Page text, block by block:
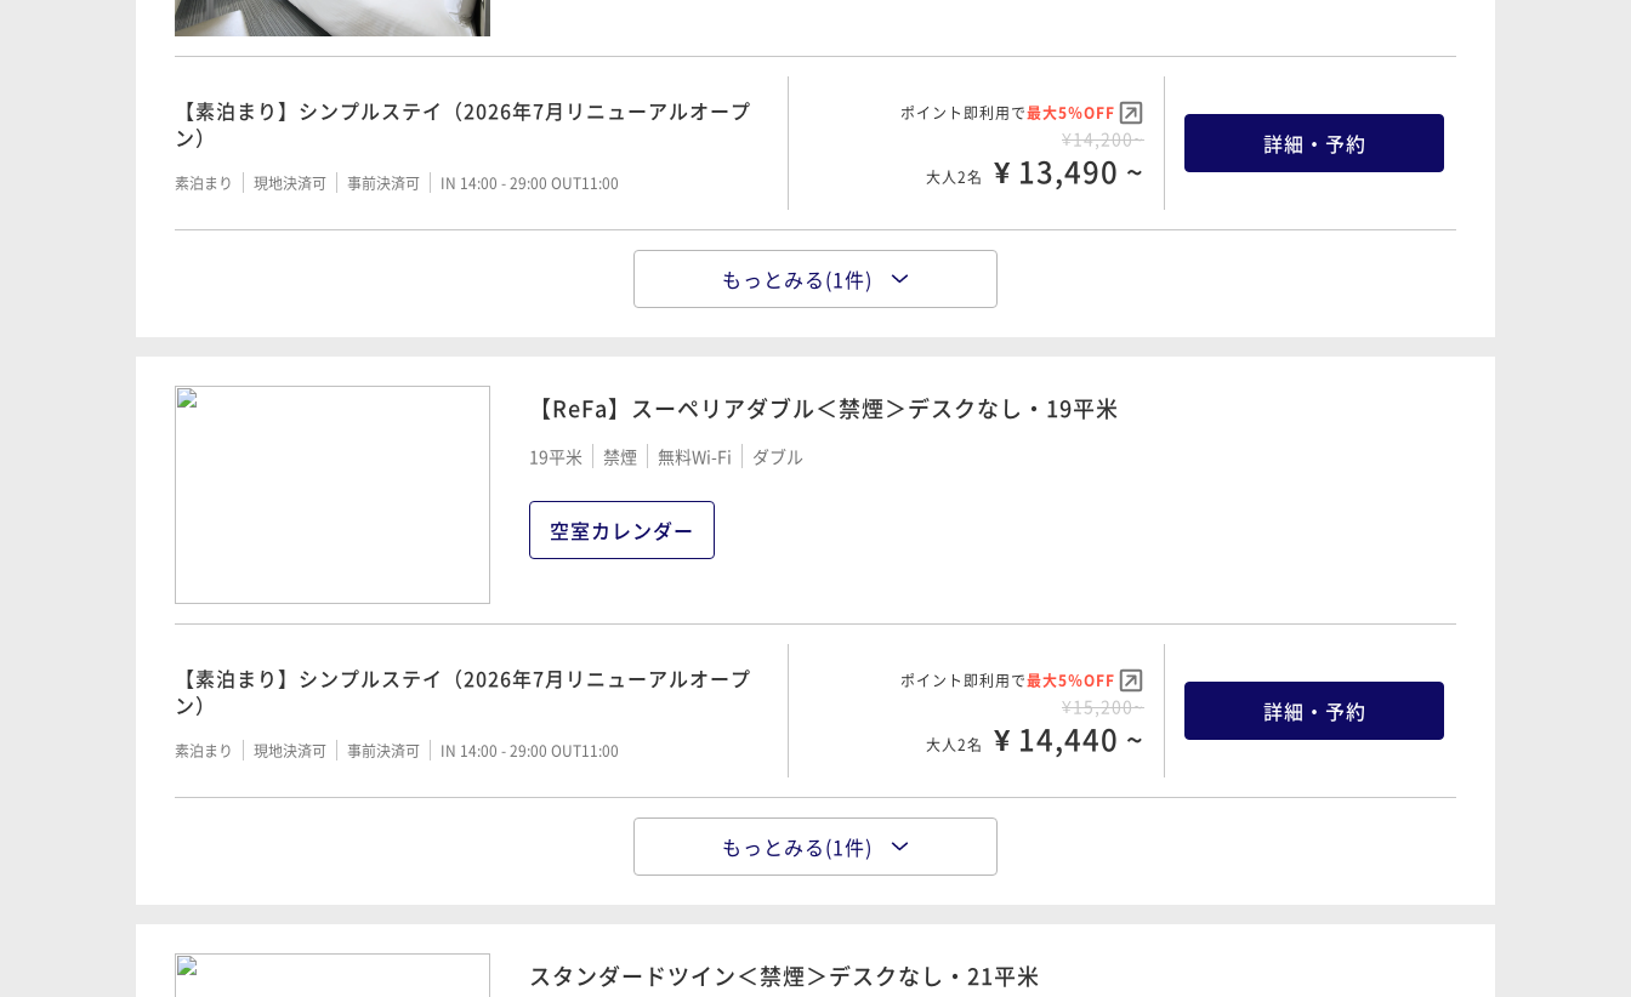
【素泊まり】シンプルステイ（2026年7月リニューアルオープ
ン）
素泊まり 現地決済可 事前決済可 IN 14:00 - 29:00 OUT11:00
ポイント即利用で最大5％OFF
¥14,200~
大人2名 ¥ 13,490 ~
詳細・予約
【朝食付き】シンプルステイ（2026年7月リニューアルオープ
ポイント即利用で
もっとみる(1件)
【ReFa】スーペリアダブル＜禁煙＞デスクなし・19平米
19平米 禁煙 無料Wi-Fi ダブル
空室カレンダー
【素泊まり】シンプルステイ（2026年7月リニューアルオープ
ン）
素泊まり 現地決済可 事前決済可 IN 14:00 - 29:00 OUT11:00
ポイント即利用で最大5％OFF
¥15,200~
大人2名 ¥ 14,440 ~
詳細・予約
【朝食付き】シンプルステイ（2026年7月リニューアルオープ
ポイント即利用で
もっとみる(1件)
スタンダードツイン＜禁煙＞デスクなし・21平米